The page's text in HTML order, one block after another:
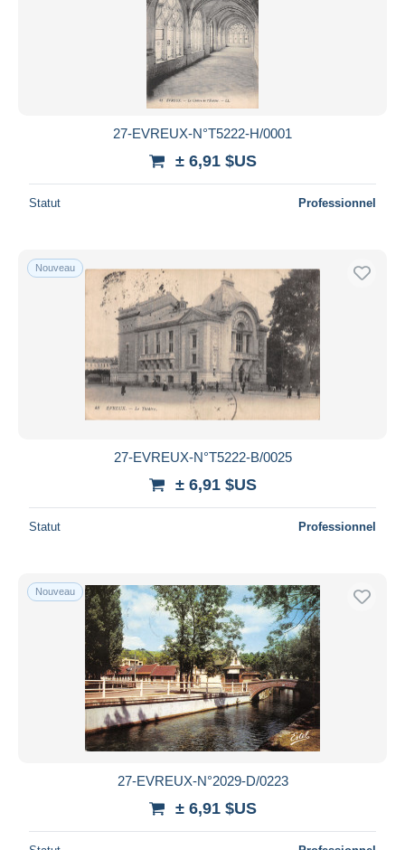
27-EVREUX-N°T5222-H/0001
± 6,91 $US
Statut Professionnel
Nouveau
27-EVREUX-N°T5222-B/0025
± 6,91 $US
Statut Professionnel
Nouveau
27-EVREUX-N°2029-D/0223
± 6,91 $US